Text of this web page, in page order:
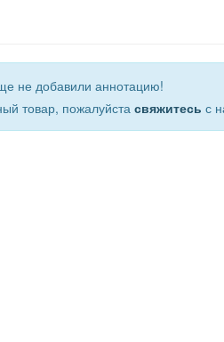
не добавили аннотацию!
товар, пожалуйста свяжитесь с